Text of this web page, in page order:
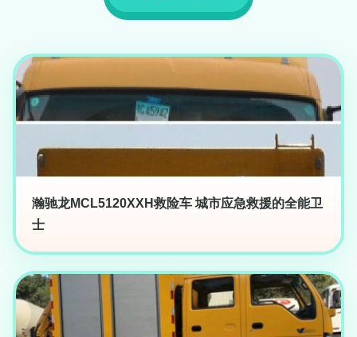
瀚驰龙MCL5120XXH救险车 城市应急救援的全能卫
士